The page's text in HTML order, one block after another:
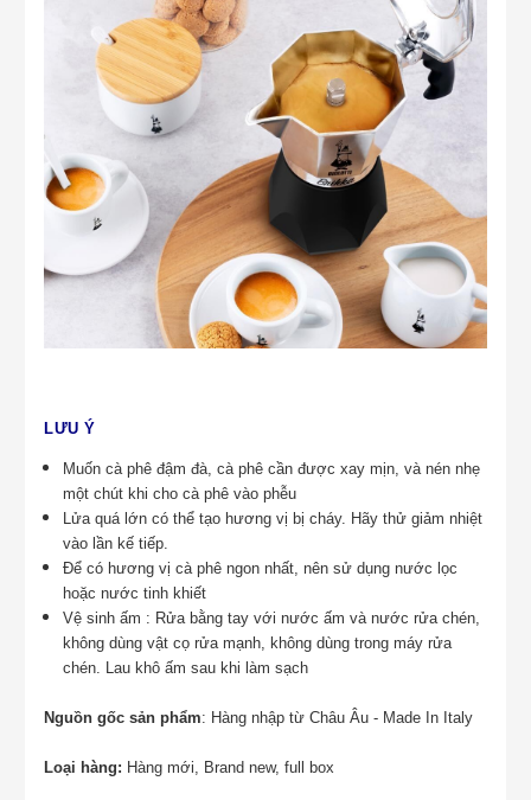
LƯU Ý
Muốn cà phê đậm đà, cà phê cần được xay mịn, và nén nhẹ
một chút khi cho cà phê vào phễu
Lửa quá lớn có thể tạo hương vị bị cháy. Hãy thử giảm nhiệt
vào lần kế tiếp.
Để có hương vị cà phê ngon nhất, nên sử dụng nước lọc
hoặc nước tinh khiết
Vệ sinh ấm : Rửa bằng tay với nước ấm và nước rửa chén,
không dùng vật cọ rửa mạnh, không dùng trong máy rửa
chén. Lau khô ấm sau khi làm sạch
Nguồn gốc sản phẩm: Hàng nhập từ Châu Âu - Made In Italy
Loại hàng: Hàng mới, Brand new, full box